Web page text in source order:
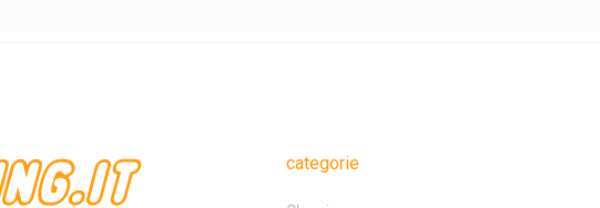
categorie